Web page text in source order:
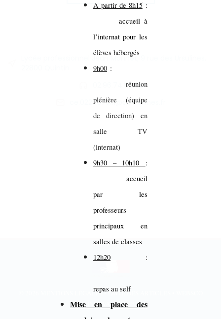
A partir de 8h15:
accueil à
l’internat pour les
élèves hébergés
9h00 :
réunion
plénière (équipe
de direction) en
salle TV
(internat)
9h30 – 10h10 :
accueil
par les
professeurs
principaux en
salles de classes
12h20 :
repas au self
Mise en place des
Lycée professionnel Jean Monnet, 9 rue des Ursulines,
02.96.74.86.26
ce.0220075M@ac-rennes.fr
MENTIONS LÉGALES•LISTE DES ARTICLES
INNOVATIONS™